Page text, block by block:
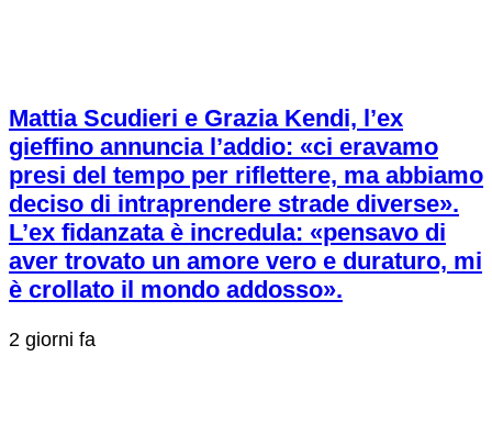
Mattia Scudieri e Grazia Kendi, l’ex
gieffino annuncia l’addio: «ci eravamo
presi del tempo per riflettere, ma abbiamo
deciso di intraprendere strade diverse».
L’ex fidanzata è incredula: «pensavo di
aver trovato un amore vero e duraturo, mi
è crollato il mondo addosso».
2 giorni fa